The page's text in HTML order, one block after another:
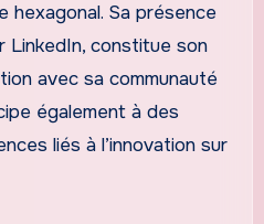
hexagonal. Sa présence
LinkedIn, constitue son
avec sa communauté
également à des
liés à l’innovation sur